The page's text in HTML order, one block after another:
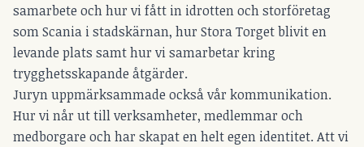
samarbete och hur vi fått in idrotten och storföretag
som Scania i stadskärnan, hur Stora Torget blivit en
levande plats samt hur vi samarbetar kring
trygghetsskapande åtgärder.
Juryn uppmärksammade också vår kommunikation.
Hur vi når ut till verksamheter, medlemmar och
medborgare och har skapat en helt egen identitet. Att vi